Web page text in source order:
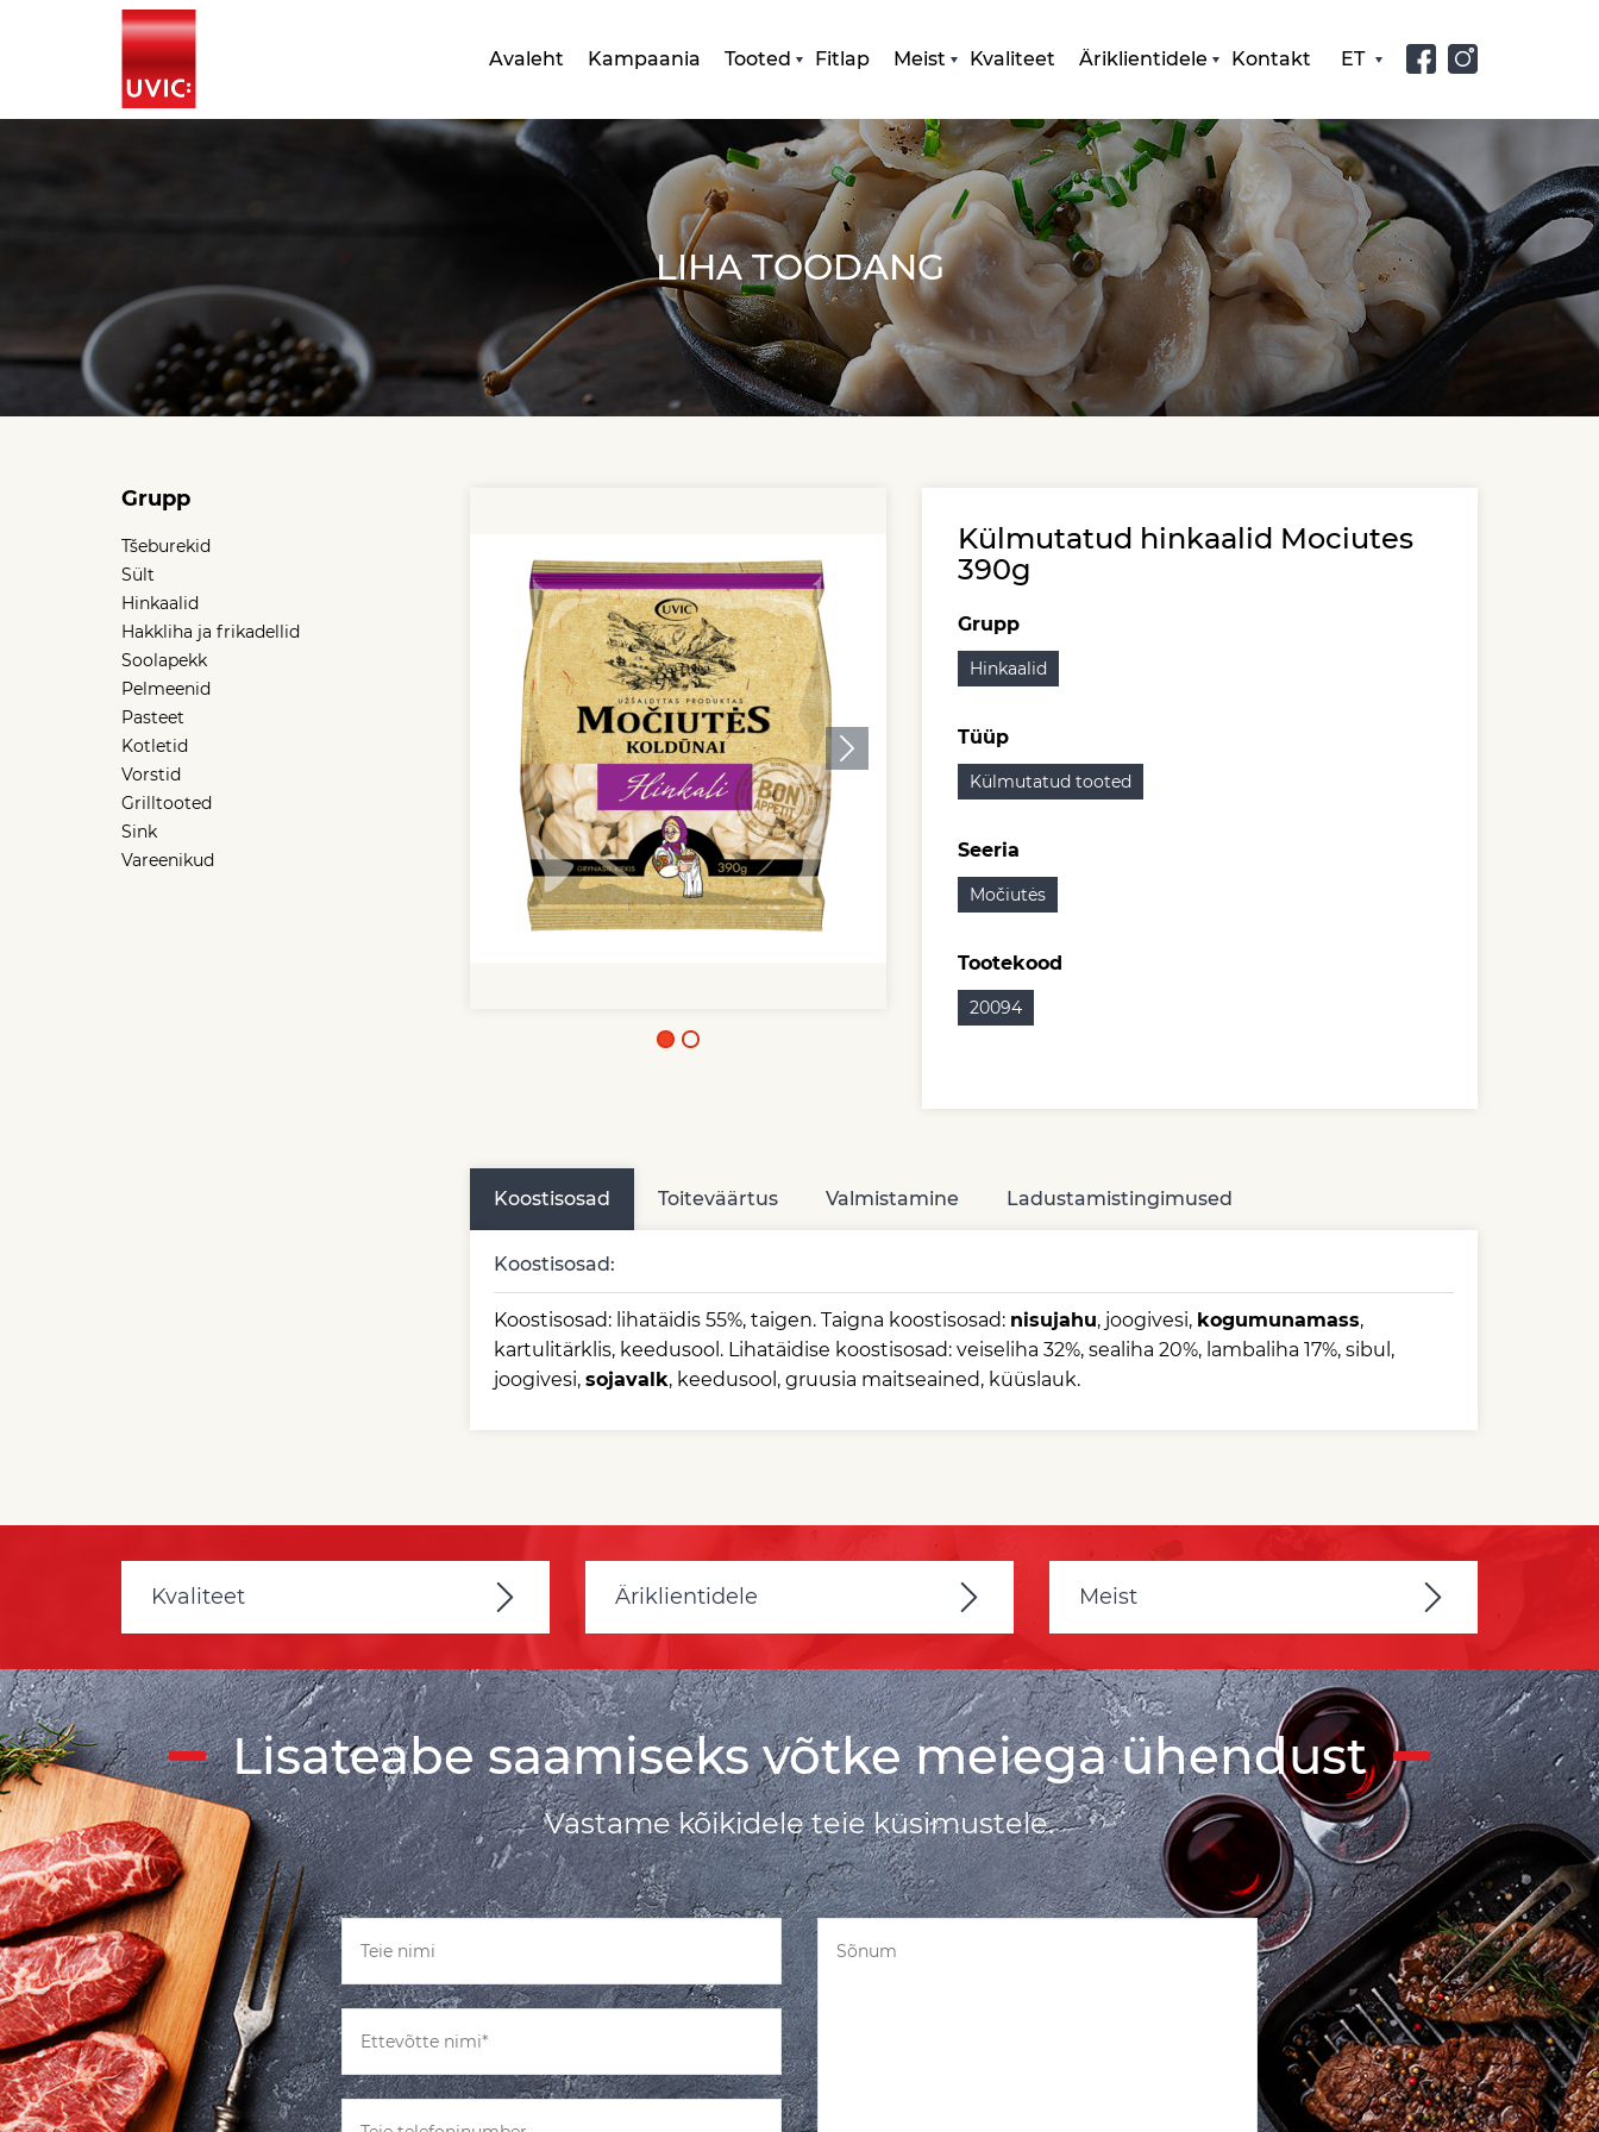
ET
Avaleht Kampaania Tooted Fitlap Meist Kvaliteet Äriklientidele Kontakt
LIHA TOODANG
Grupp
Tšeburekid
Sült
Hinkaalid
Hakkliha ja frikadellid
Soolapekk
Pelmeenid
Pasteet
Kotletid
Vorstid
Grilltooted
Sink
Vareenikud
Külmutatud hinkaalid Mociutes
390g
Grupp
Hinkaalid
Tüüp
Külmutatud tooted
Seeria
Močiutės
Tootekood
20094
Koostisosad Toiteväärtus Valmistamine Ladustamistingimused
Koostisosad:
Koostisosad: lihatäidis 55%, taigen. Taigna koostisosad: nisujahu, joogivesi, kogumunamass,
kartulitärklis, keedusool. Lihatäidise koostisosad: veiseliha 32%, sealiha 20%, lambaliha 17%, sibul,
joogivesi, sojavalk, keedusool, gruusia maitseained, küüslauk.
Kvaliteet Äriklientidele Meist
Lisateabe saamiseks võtke meiega ühendust
Vastame kõikidele teie küsimustele.